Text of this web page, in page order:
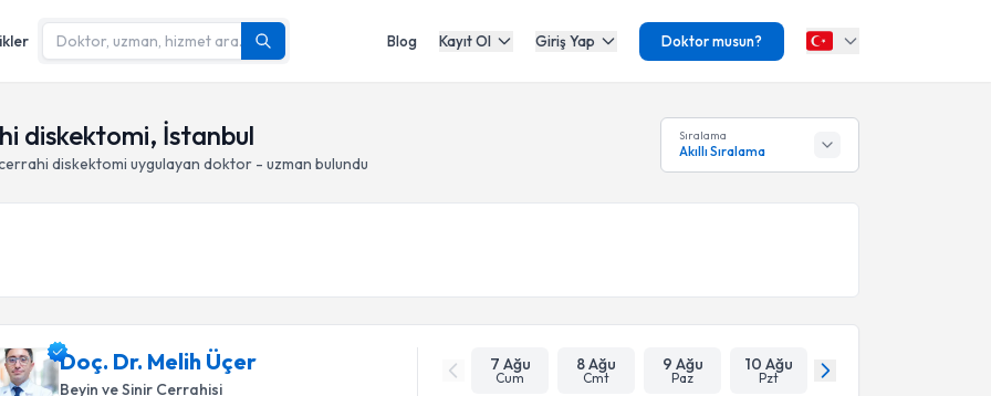
Blog Kayıt Ol Giriş Yap Doktor musun?
diskektomi, İstanbul
diskektomi uygulayan doktor - uzman bulundu
Sıralama
Akıllı Sıralama
Doç. Dr. Melih Üçer
Beyin ve Sinir Cerrahisi
7 Ağu
Cum
8 Ağu
Cmt
9 Ağu
Paz
10 Ağu
Pzt